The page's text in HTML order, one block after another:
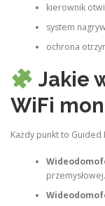
kierownik
system
ochrona
Jakie
WiFi
Każdy punkt to Guided
przemysłowej.